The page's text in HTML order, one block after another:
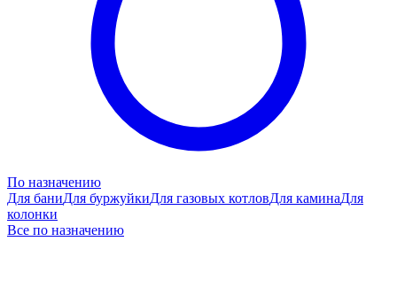
По назначению
Для баниДля буржуйкиДля газовых котловДля каминаДля
колонки
Все по назначению